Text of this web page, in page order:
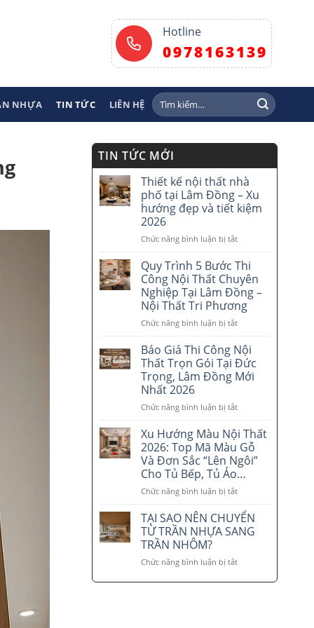
Hotline
0978163139
NHỰA TIN TỨC LIÊN HỆ
Tìm
kiếm:
TIN TỨC MỚI
Thiết kế nội thất nhà
phố tại Lâm Đồng – Xu
hướng đẹp và tiết kiệm
2026
Chức năng bình luận bị tắt
kế
nội
thất
nhà
phố
Đồng
–
Xu
hướng
kiệm
2026
Quy Trình 5 Bước Thi
Công Nội Thất Chuyên
Nghiệp Tại Lâm Đồng –
Nội Thất Tri Phương
Chức năng bình luận bị tắt
Trình
5
Bước
Thi
Chuyên
Nghiệp
Tại
Lâm
Đồng
Thất
Tri
Phương
Báo Giá Thi Công Nội
Thất Trọn Gói Tại Đức
Trọng, Lâm Đồng Mới
Nhất 2026
Chức năng bình luận bị tắt
Giá
Thi
Công
Nội
Thất
Tại
Đức
Trọng,
Nhất
Xu Hướng Màu Nội Thất
2026: Top Mã Màu Gỗ
Và Đơn Sắc “Lên Ngôi”
Cho Tủ Bếp, Tủ Áo…
Chức năng bình luận bị tắt
Hướng
Màu
Nội
TẠI SAO NÊN CHUYỂN
TỪ TRẦN NHỰA SANG
TRẦN NHÔM?
Chức năng bình luận bị tắt
SAO